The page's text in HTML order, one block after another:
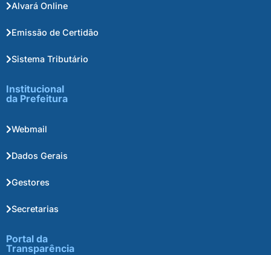
Alvará Online
Emissão de Certidão
Sistema Tributário
Institucional
da Prefeitura
Webmail
Dados Gerais
Gestores
Secretarias
Portal da
Transparência